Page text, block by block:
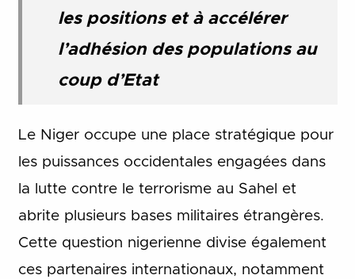
les positions et à accélérer
l’adhésion des populations au
coup d’Etat
Le Niger occupe une place stratégique pour
les puissances occidentales engagées dans
la lutte contre le terrorisme au Sahel et
abrite plusieurs bases militaires étrangères.
Cette question nigerienne divise également
ces partenaires internationaux, notamment